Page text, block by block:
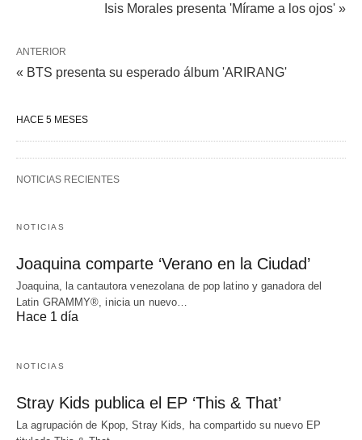
Isis Morales presenta 'Mírame a los ojos' »
ANTERIOR
« BTS presenta su esperado álbum 'ARIRANG'
HACE 5 MESES
NOTICIAS RECIENTES
NOTICIAS
Joaquina comparte ‘Verano en la Ciudad’
Joaquina, la cantautora venezolana de pop latino y ganadora del
Latin GRAMMY®, inicia un nuevo…
Hace 1 día
NOTICIAS
Stray Kids publica el EP ‘This & That’
La agrupación de Kpop, Stray Kids, ha compartido su nuevo EP